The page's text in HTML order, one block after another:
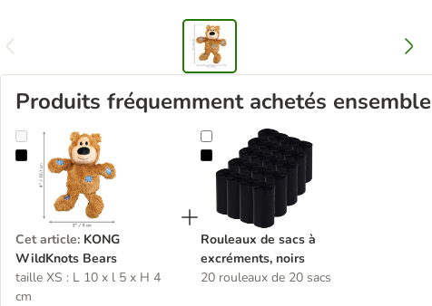
Produits fréquemment achetés ensemble
KONG WildKnots Bears
Cet article: KONG
WildKnots Bears
taille XS : L 10 x l 5 x H 4
cm
Rouleaux de sacs à excréments, noirs
Rouleaux de sacs à
excréments, noirs
20 rouleaux de 20 sacs